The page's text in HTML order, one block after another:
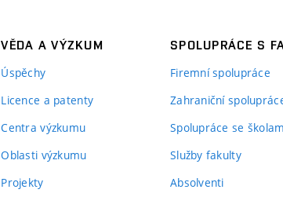
VĚDA A VÝZKUM
Úspěchy
Licence a patenty
Centra výzkumu
Oblasti výzkumu
Projekty
SPOLUPRÁCE S
Firemní spolupráce
Zahraniční
Spolupráce se
Služby fakulty
Absolventi